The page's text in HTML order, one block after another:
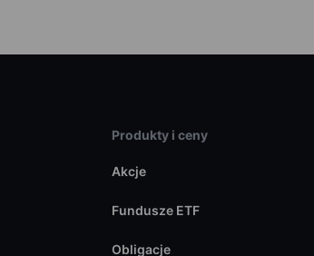
Produkty i ceny
Akcje
Fundusze ETF
Obligacje